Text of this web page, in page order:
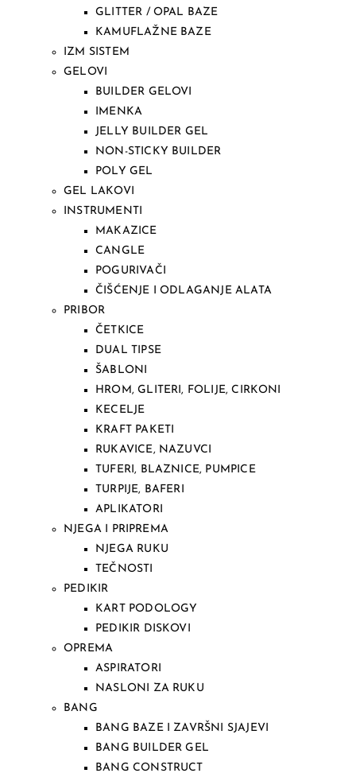
GLITTER / OPAL BAZE
KAMUFLAŽNE BAZE
IZM SISTEM
GELOVI
BUILDER GELOVI
IMENKA
JELLY BUILDER GEL
NON-STICKY BUILDER
POLY GEL
GEL LAKOVI
INSTRUMENTI
MAKAZICE
CANGLE
POGURIVAČI
ČIŠĆENJE I ODLAGANJE ALATA
PRIBOR
ČETKICE
DUAL TIPSE
ŠABLONI
HROM, GLITERI, FOLIJE, CIRKONI
KECELJE
KRAFT PAKETI
RUKAVICE, NAZUVCI
TUFERI, BLAZNICE, PUMPICE
TURPIJE, BAFERI
APLIKATORI
NJEGA I PRIPREMA
NJEGA RUKU
TEČNOSTI
PEDIKIR
KART PODOLOGY
PEDIKIR DISKOVI
OPREMA
ASPIRATORI
NASLONI ZA RUKU
BANG
BANG BAZE I ZAVRŠNI SJAJEVI
BANG BUILDER GEL
BANG CONSTRUCT